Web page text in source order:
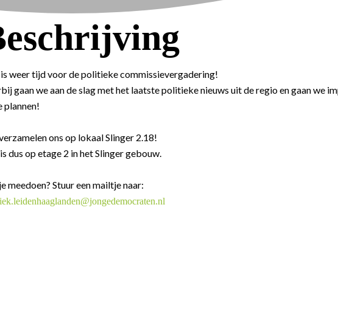
weer tijd voor de politieke commissievergadering!
gaan we aan de slag met het laatste politieke nieuws uit de regio en gaan we
plannen!
ons op lokaal Slinger 2.18!
dus op etage 2 in het Slinger gebouw.
meedoen? Stuur een mailtje naar: